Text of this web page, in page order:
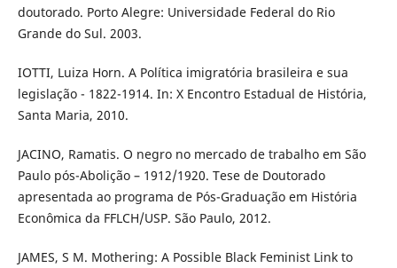
doutorado. Porto Alegre: Universidade Federal do Rio
Grande do Sul. 2003.
IOTTI, Luiza Horn. A Política imigratória brasileira e sua
legislação - 1822-1914. In: X Encontro Estadual de História,
Santa Maria, 2010.
JACINO, Ramatis. O negro no mercado de trabalho em São
Paulo pós-Abolição – 1912/1920. Tese de Doutorado
apresentada ao programa de Pós-Graduação em História
Econômica da FFLCH/USP. São Paulo, 2012.
JAMES, S M. Mothering: A Possible Black Feminist Link to